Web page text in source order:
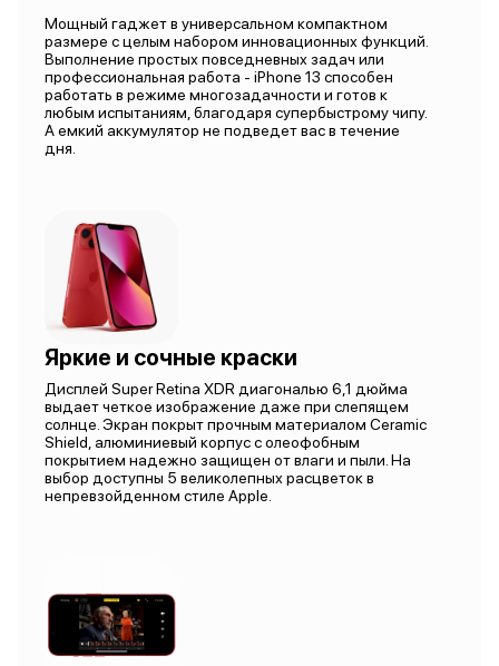
Мощный гаджет в универсальном компактном
размере с целым набором инновационных функций.
Выполнение простых повседневных задач или
профессиональная работа - iPhone 13 способен
работать в режиме многозадачности и готов к
любым испытаниям, благодаря супербыстрому чипу.
А емкий аккумулятор не подведет вас в течение
дня.
Яркие и сочные краски
Дисплей Super Retina XDR диагональю 6,1 дюйма
выдает четкое изображение даже при слепящем
солнце. Экран покрыт прочным материалом Ceramic
Shield, алюминиевый корпус с олеофобным
покрытием надежно защищен от влаги и пыли. На
выбор доступны 5 великолепных расцветок в
непревзойденном стиле Apple.